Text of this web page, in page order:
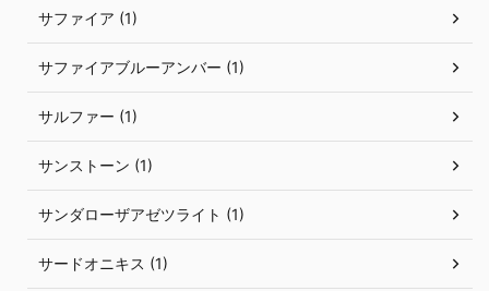
サファイア (1)
サファイアブルーアンバー (1)
サルファー (1)
サンストーン (1)
サンダローザアゼツライト (1)
サードオニキス (1)